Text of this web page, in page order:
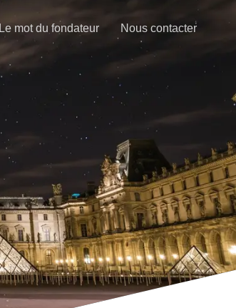
Le mot du fondateur Nous contacter